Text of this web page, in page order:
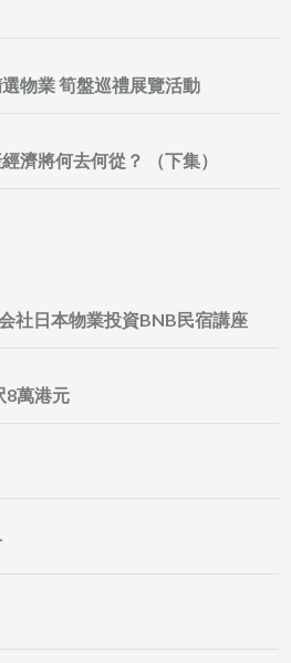
物業 筍盤巡禮展覽活動
濟將何去何從？ （下集）
社日本物業投資BNB民宿講座
8萬港元